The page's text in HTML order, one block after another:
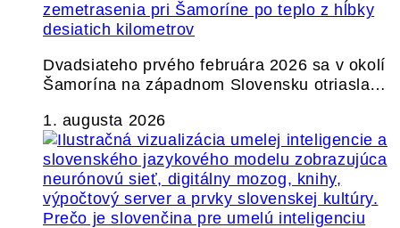
zemetrasenia pri Šamoríne po teplo z hĺbky
desiatich kilometrov
Dvadsiateho prvého februára 2026 sa v okolí
Šamorína na západnom Slovensku otriasla…
1. augusta 2026
Prečo je slovenčina pre umelú inteligenciu